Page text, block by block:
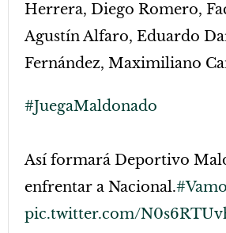
Herrera, Diego Romero,
Agustín Alfaro, Eduardo
Fernández, Maximiliano
#JuegaMaldonado
Así formará Deportivo
enfrentar a Nacional.
pic.twitter.com/